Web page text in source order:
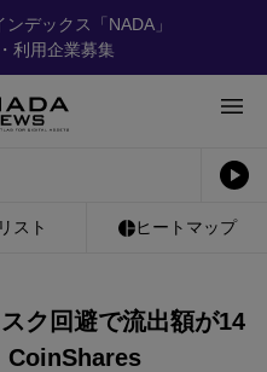
デックス「NADA」
利用企業募集
スト ヒートマップ
ク回避で流出額が14
CoinShares